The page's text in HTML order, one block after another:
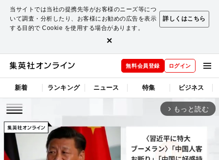
当サイトでは当社の提携先等がお客様のニーズ等につ
いて調査・分析したり、お客様にお勧めの広告を表示
する目的で Cookie を使用する場合があります。
詳しくはこちら
×
無料会員登録 ログイン
新着 ランキング ニュース 特集 ビジネス
arrow_forward_ios もっと読む